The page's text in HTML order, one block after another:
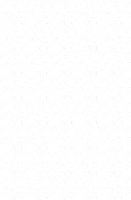
除鏽翻新工程
抓漏、管路邊加強